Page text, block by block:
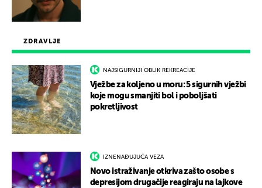
ZDRAVLJE
NAJSIGURNIJI OBLIK REKREACIJE
Vježbe za koljeno u moru: 5 sigurnih vježbi
koje mogu smanjiti bol i poboljšati
pokretljivost
IZNENAĐUJUĆA VEZA
Novo istraživanje otkriva zašto osobe s
depresijom drugačije reagiraju na lajkove